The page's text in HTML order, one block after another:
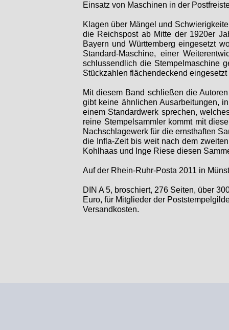
Einsatz von Maschinen in der
Klagen über Mängel und
die Reichspost ab Mitte der 1920er
Bayern und Württemberg eingesetzt
Standard-Maschine, einer
schlussendlich die Stempelmaschine
Stückzahlen flächendeckend
Mit diesem Band schließen die
gibt keine ähnlichen Ausarbeitungen,
einem Standardwerk sprechen,
reine Stempelsammler kommt mit
Nachschlagewerk für die ernsthaften
die Infla-Zeit bis weit nach dem
Kohlhaas und Inge Riese diesen
Auf der Rhein-Ruhr-Posta 2011 in
DIN A 5, broschiert, 276 Seiten, über
Euro, für Mitglieder der
Versandkosten.